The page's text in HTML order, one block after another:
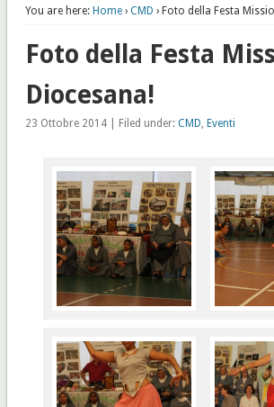
You are here: Home› CMD › Foto della Festa
Foto della Festa
Diocesana!
23 Ottobre 2014 | Filed under: CMD Eventi